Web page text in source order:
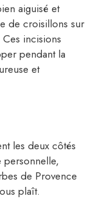
aiguisé et
de croisillons sur
incisions
pendant la
et
les deux côtés
personnelle,
de Provence
plaît.